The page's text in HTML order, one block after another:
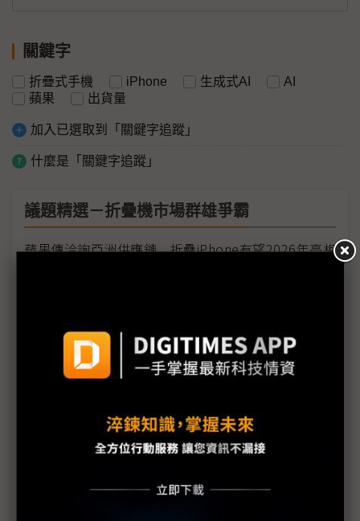
關鍵字
折疊式手機 iPhone 生成式AI
AI
蘋果
出貨量
加入已選取到「關鍵字追蹤」
什麼是「關鍵字追蹤」
議題精選－折疊機市場群雄爭霸
蘋果傳洽詢亞洲供應鏈 折疊iPhone有望2026年亮相
才傳折疊iPhone將問世 華為已準備推出3折機
三星取得旋轉式顯示器設計專利 與樂金Wing有何差
三星折疊機走入成熟 但已不再新奇
小米新品創新低價 折疊機銷售添柴火
折疊機競局再擴大 AI加持下2H出貨有望超預期